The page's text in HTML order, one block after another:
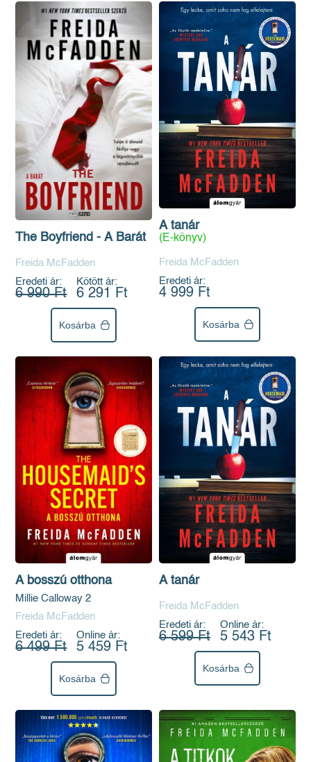
The Boyfriend - A Barát
Freida McFadden
Eredeti ár:
6 990 Ft
Kötött ár:
6 291 Ft
Kosárba
A tanár
(E-könyv)
Freida McFadden
Eredeti ár:
4 999 Ft
Kosárba
A bosszú otthona
Millie Calloway 2
Freida McFadden
Eredeti ár:
6 499 Ft
Online ár:
5 459 Ft
Kosárba
A tanár
Freida McFadden
Eredeti ár:
6 599 Ft
Online ár:
5 543 Ft
Kosárba